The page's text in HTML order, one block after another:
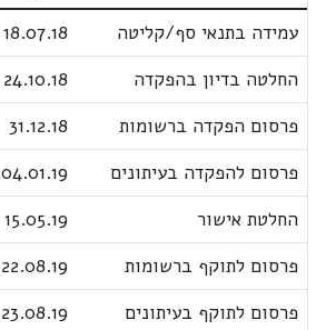
עמידה בתנאי סף/קליטה
18.07.18
החלטה בדיון בהפקדה
24.10.18
פרסום הפקדה ברשומות
31.12.18
פרסום להפקדה בעיתונים
04.01.19
החלטת אישור
15.05.19
פרסום לתוקף ברשומות
22.08.19
פרסום לתוקף בעיתונים
23.08.19